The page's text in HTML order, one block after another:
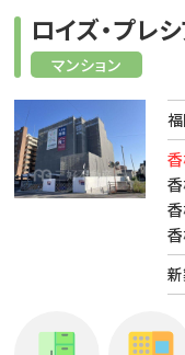
マンション
ロイズ・プレ